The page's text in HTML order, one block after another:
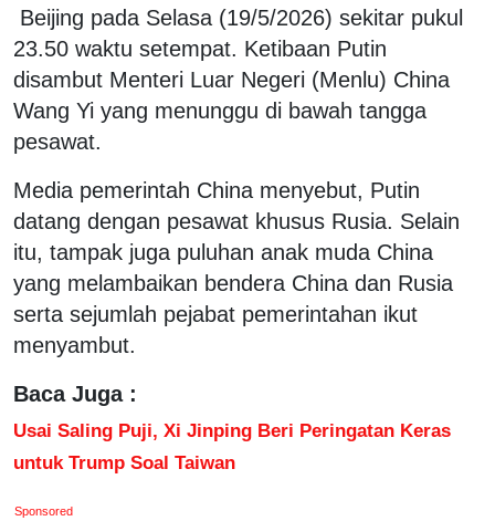
Beijing pada Selasa (19/5/2026) sekitar pukul
23.50 waktu setempat. Ketibaan Putin
disambut Menteri Luar Negeri (Menlu) China
Wang Yi yang menunggu di bawah tangga
pesawat.
Media pemerintah China menyebut, Putin
datang dengan pesawat khusus Rusia. Selain
itu, tampak juga puluhan anak muda China
yang melambaikan bendera China dan Rusia
serta sejumlah pejabat pemerintahan ikut
menyambut.
Baca Juga :
Usai Saling Puji, Xi Jinping Beri Peringatan Keras
untuk Trump Soal Taiwan
Sponsored